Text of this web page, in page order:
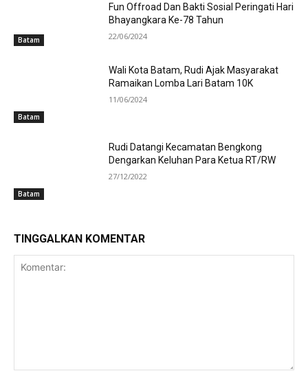
Batam
Fun Offroad Dan Bakti Sosial Peringati Hari
Bhayangkara Ke-78 Tahun
22/06/2024
Batam
Wali Kota Batam, Rudi Ajak Masyarakat
Ramaikan Lomba Lari Batam 10K
11/06/2024
Batam
Rudi Datangi Kecamatan Bengkong
Dengarkan Keluhan Para Ketua RT/RW
27/12/2022
TINGGALKAN KOMENTAR